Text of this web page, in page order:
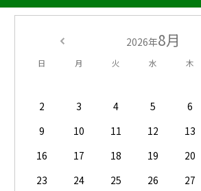
2026年8月
日 月 火 水 木
2
3 4 5 6
9
10 11 12 13
16
17 18 19 20
23
24 25 26 27